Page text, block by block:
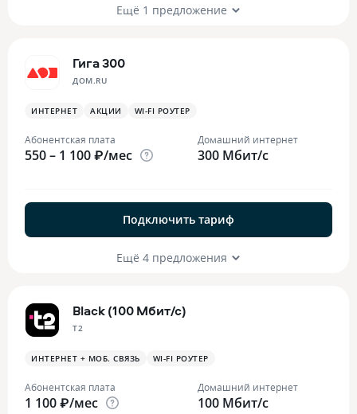
Ещё 1 предложение
Гига 300
ДОМ.RU
ИНТЕРНЕТ АКЦИИ WI-FI РОУТЕР
Абонентская плата
550 – 1 100 ₽/мес
Домашний интернет
300 Мбит/с
Подключить тариф
Ещё 4 предложения
Black (100 Мбит/с)
T2
ИНТЕРНЕТ + МОБ. СВЯЗЬ WI-FI РОУТЕР
Абонентская плата
1 100 ₽/мес
Домашний интернет
100 Мбит/с